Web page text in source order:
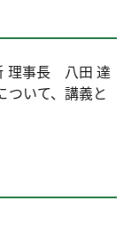
理事長 八田 達
ついて、講義と